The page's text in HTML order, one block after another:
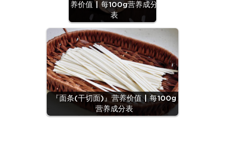
养价值 | 每100g营养成分
表
『面条(干切面)』营养价值 | 每100g
营养成分表